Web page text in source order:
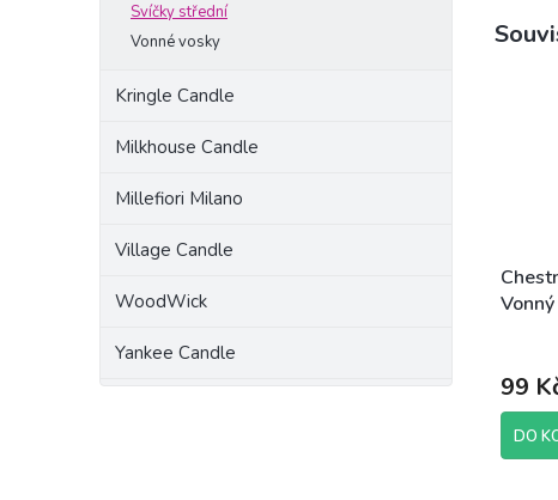
Svíčky střední
Vonné vosky
Kringle Candle
Milkhouse Candle
Millefiori Milano
Village Candle
WoodWick
Yankee Candle
99
DO